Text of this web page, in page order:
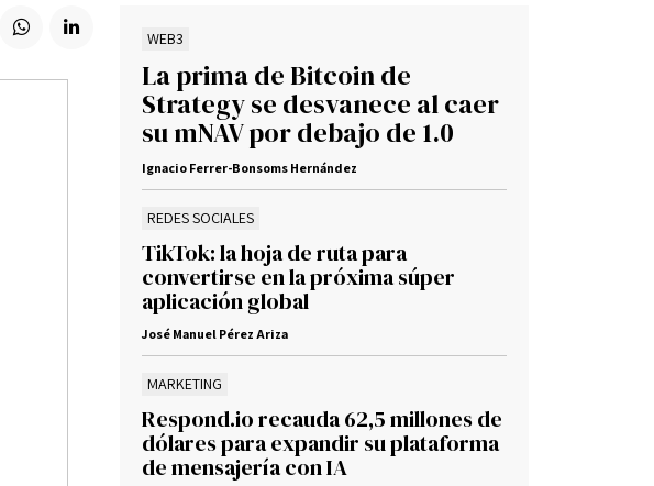
WEB3
La prima de Bitcoin de
Strategy se desvanece al caer
su mNAV por debajo de 1.0
Ignacio Ferrer-Bonsoms Hernández
REDES SOCIALES
TikTok: la hoja de ruta para
convertirse en la próxima súper
aplicación global
José Manuel Pérez Ariza
MARKETING
Respond.io recauda 62,5 millones de
dólares para expandir su plataforma
de mensajería con IA